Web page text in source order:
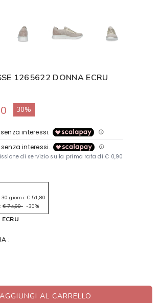
1265622 DONNA ECRU
30%
giorni: € 51,80
€ 74,00-30%
ECRU
:
AGGIUNGI AL CARRELLO